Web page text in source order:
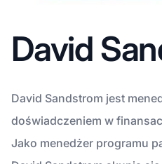
David
David Sandstrom jest
doświadczeniem w
Jako menedżer programu